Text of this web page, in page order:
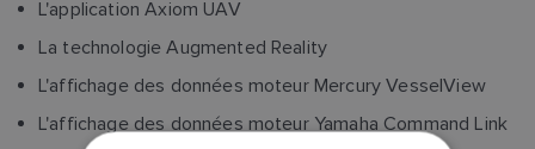
L'application Axiom UAV
La technologie Augmented Reality
L'affichage des données moteur Mercury VesselView
L'affichage des données moteur Yamaha Command Link